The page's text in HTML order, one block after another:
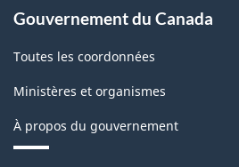
active
Structure
de
Gouvernement du Canada
Toutes les coordonnées
Ministères et organismes
À propos du gouvernement